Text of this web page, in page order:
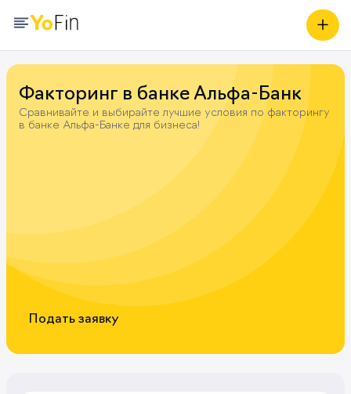
Факторинг в банке Альфа-Банк
Сравнивайте и выбирайте лучшие условия по факторингу
в банке Альфа-Банке для бизнеса!
Подать заявку